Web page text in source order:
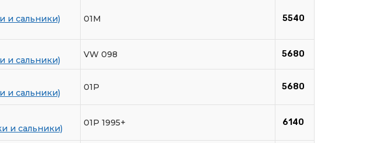
и сальники)
01M 5540
и сальники)
VW 098 5680
и сальники)
01P 5680
и сальники)
01P 1995+ 6140